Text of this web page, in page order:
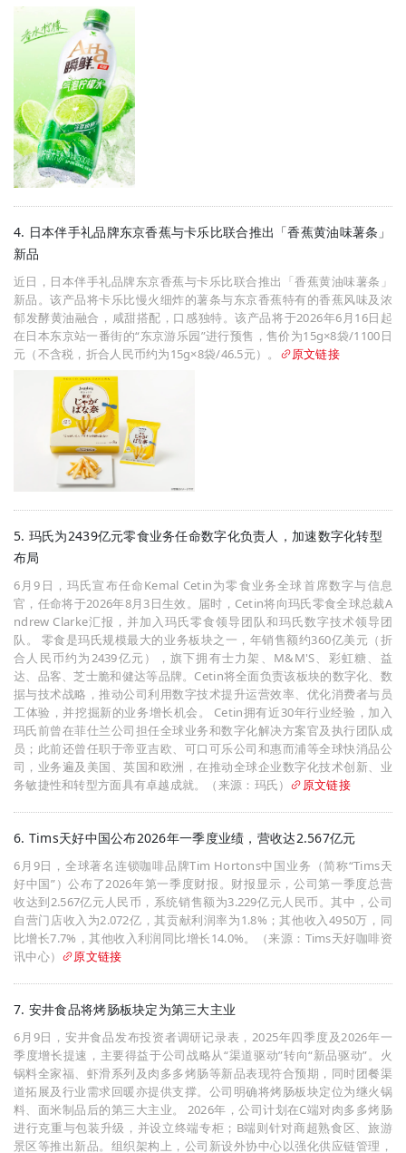
4. 日本伴手礼品牌东京香蕉与卡乐比联合推出「香蕉黄油味薯条」
新品
近日，日本伴手礼品牌东京香蕉与卡乐比联合推出「香蕉黄油味薯条」
新品。该产品将卡乐比慢火细炸的薯条与东京香蕉特有的香蕉风味及浓
郁发酵黄油融合，咸甜搭配，口感独特。该产品将于2026年6月16日起
在日本东京站一番街的“东京游乐园”进行预售，售价为15g×8袋/1100日
元（不含税，折合人民币约为15g×8袋/46.5元）。
原文链接
5. 玛氏为2439亿元零食业务任命数字化负责人，加速数字化转型
布局
6月9日，玛氏宣布任命Kemal Cetin为零食业务全球首席数字与信息
官，任命将于2026年8月3日生效。届时，Cetin将向玛氏零食全球总裁A
ndrew Clarke汇报，并加入玛氏零食领导团队和玛氏数字技术领导团
队。 零食是玛氏规模最大的业务板块之一，年销售额约360亿美元（折
合人民币约为2439亿元），旗下拥有士力架、M&M'S、彩虹糖、益
达、品客、芝士脆和健达等品牌。Cetin将全面负责该板块的数字化、数
据与技术战略，推动公司利用数字技术提升运营效率、优化消费者与员
工体验，并挖掘新的业务增长机会。 Cetin拥有近30年行业经验，加入
玛氏前曾在菲仕兰公司担任全球业务和数字化解决方案官及执行团队成
员；此前还曾任职于帝亚吉欧、可口可乐公司和惠而浦等全球快消品公
司，业务遍及美国、英国和欧洲，在推动全球企业数字化技术创新、业
务敏捷性和转型方面具有卓越成就。（来源：玛氏）
原文链接
6. Tims天好中国公布2026年一季度业绩，营收达2.567亿元
6月9日，全球著名连锁咖啡品牌Tim Hortons中国业务（简称“Tims天
好中国”）公布了2026年第一季度财报。财报显示，公司第一季度总营
收达到2.567亿元人民币，系统销售额为3.229亿元人民币。其中，公司
自营门店收入为2.072亿，其贡献利润率为1.8%；其他收入4950万，同
比增长7.7%，其他收入利润同比增长14.0%。（来源：Tims天好咖啡资
讯中心）
原文链接
7. 安井食品将烤肠板块定为第三大主业
6月9日，安井食品发布投资者调研记录表，2025年四季度及2026年一
季度增长提速，主要得益于公司战略从“渠道驱动”转向“新品驱动”。火
锅料全家福、虾滑系列及肉多多烤肠等新品表现符合预期，同时团餐渠
道拓展及行业需求回暖亦提供支撑。公司明确将烤肠板块定位为继火锅
料、面米制品后的第三大主业。 2026年，公司计划在C端对肉多多烤肠
进行克重与包装升级，并设立终端专柜；B端则针对商超熟食区、旅游
景区等推出新品。组织架构上，公司新设外协中心以强化供应链管理，